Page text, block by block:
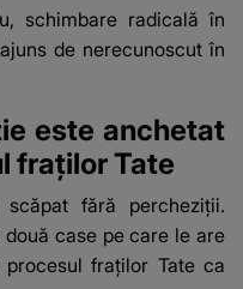
schimbare radicală în
de nerecunoscut în
este anchetat
fraților Tate
fără percheziții.
case pe care le are
fraților Tate ca